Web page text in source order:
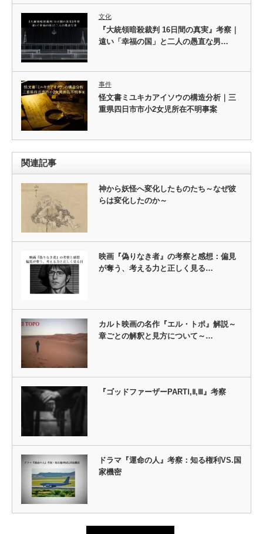
文化
『大統領暗殺裁判 16日間の真実』考察｜
遠い「幸福の国」と二人の愚直な男…
事件
怪文書ミユキカアイソウの構造分析｜三
重県四日市市小2女児所在不明事案
関連記事
神から妖怪へ変化したものたち～なぜ彼
らは変化したのか～
映画『偽りなき者』の考察と感想：偏見
が奪う、考える力と正しく見る…
カルト映画の名作『エル・トポ』解説～
章ごとの解釈と見方について～…
『ゴッドファーザーPARTⅠ,Ⅱ,Ⅲ』考察
ドラマ『運命の人』考察：知る権利VS.国
家機密